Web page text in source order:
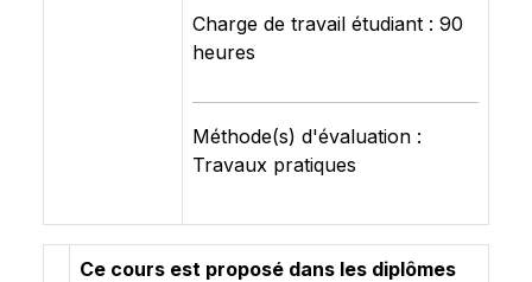
Charge de travail étudiant : 90
heures
Méthode(s) d'évaluation :
Travaux pratiques
Ce cours est proposé dans les diplômes